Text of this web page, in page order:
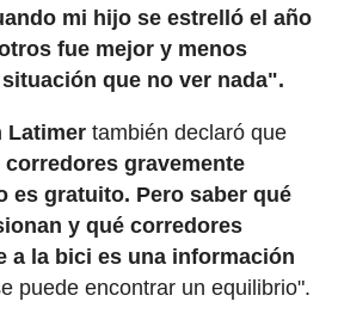
mi hijo se estrelló el año
fue mejor y menos
que no ver nada".
Latimertambién declaró que
gravemente
es gratuito. Pero saber qué
y qué corredores
a la bici es una información
puede encontrar un equilibrio".